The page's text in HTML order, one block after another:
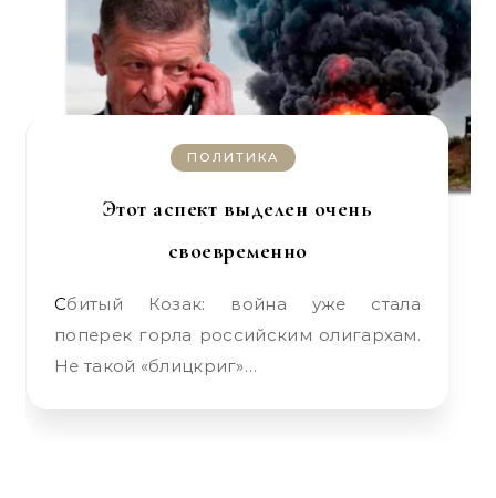
ПОЛИТИКА
Этот аспект выделен очень
своевременно
Сбитый Козак: война уже стала
поперек горла российским олигархам.
Не такой «блицкриг»…